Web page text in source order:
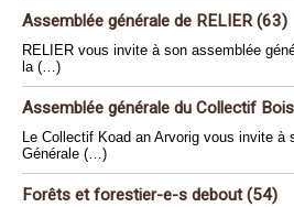
Assemblée générale de RELIER (63)
RELIER vous invite à son assemblée
la (…)
Assemblée générale du Collectif
Le Collectif Koad an Arvorig vous invite à
Générale (…)
Forêts et forestier-e-s debout (54)